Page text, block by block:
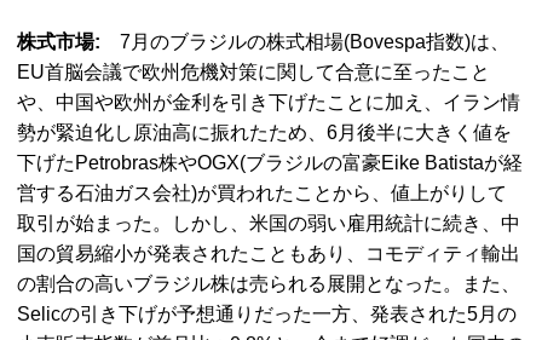
株式市場: 7月のブラジルの株式相場(Bovespa指数)は、
EU首脳会議で欧州危機対策に関して合意に至ったこと
や、中国や欧州が金利を引き下げたことに加え、イラン情
勢が緊迫化し原油高に振れたため、6月後半に大きく値を
下げたPetrobras株やOGX(ブラジルの富豪Eike Batistaが経
営する石油ガス会社)が買われたことから、値上がりして
取引が始まった。しかし、米国の弱い雇用統計に続き、中
国の貿易縮小が発表されたこともあり、コモディティ輸出
の割合の高いブラジル株は売られる展開となった。また、
Selicの引き下げが予想通りだった一方、発表された5月の